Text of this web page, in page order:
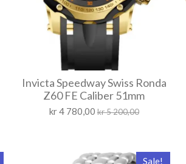
Invicta Speedway Swiss Ronda
Z60 FE Caliber 51mm
kr 4 780,00 kr 5 200,00
Sale!